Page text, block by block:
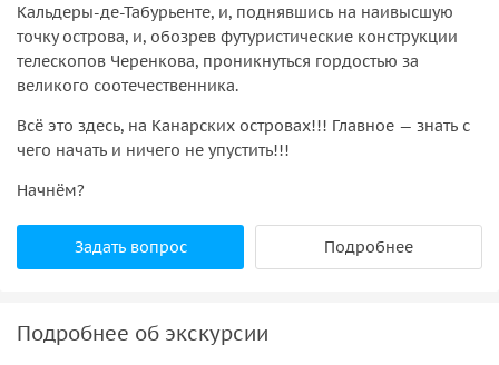
Кальдеры-де-Табурьенте, и, поднявшись на наивысшую
точку острова, и, обозрев футуристические конструкции
телескопов Черенкова, проникнуться гордостью за
великого соотечественника.
Всё это здесь, на Канарских островах!!! Главное — знать с
чего начать и ничего не упустить!!!
Начнём?
Задать вопрос Подробнее
Подробнее об экскурсии